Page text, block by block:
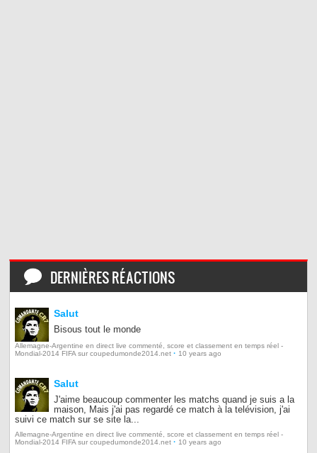
DERNIÈRES RÉACTIONS
Salut
Bisous tout le monde
Allemagne-Argentine en direct live commenté, score et classement en temps réel -
Mondial-2014 FIFA sur coupedumonde2014.net · 10 years ago
Salut
J'aime beaucoup commenter les matchs quand je suis a la
maison, Mais j'ai pas regardé ce match à la telévision, j'ai
suivi ce match sur se site la...
Allemagne-Argentine en direct live commenté, score et classement en temps réel -
Mondial-2014 FIFA sur coupedumonde2014.net · 10 years ago